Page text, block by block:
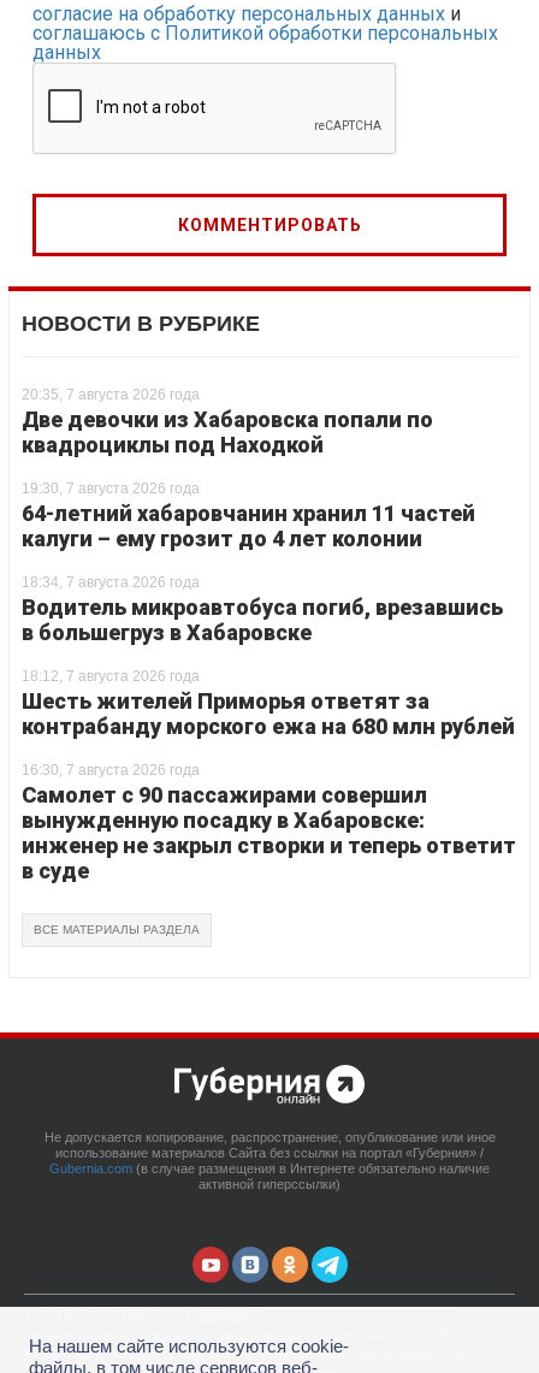
согласие на обработку персональных данных и
соглашаюсь с Политикой обработки персональных
данных
НОВОСТИ В РУБРИКЕ
20:35, 7 августа 2026 года
Две девочки из Хабаровска попали по
квадроциклы под Находкой
19:30, 7 августа 2026 года
64-летний хабаровчанин хранил 11 частей
калуги – ему грозит до 4 лет колонии
18:34, 7 августа 2026 года
Водитель микроавтобуса погиб, врезавшись
в большегруз в Хабаровске
18:12, 7 августа 2026 года
Шесть жителей Приморья ответят за
контрабанду морского ежа на 680 млн рублей
16:30, 7 августа 2026 года
Самолет с 90 пассажирами совершил
вынужденную посадку в Хабаровске:
инженер не закрыл створки и теперь ответит
в суде
ВСЕ МАТЕРИАЛЫ РАЗДЕЛА
Не допускается копирование, распространение, опубликование или иное
использование материалов Сайта без ссылки на портал «Губерния» /
Gubernia.com (в случае размещения в Интернете обязательно наличие
активной гиперссылки)
67908 выдано 06.12.2016 Федеральной службой по надзору в сфере связи,
На нашем сайте используются cookie-
файлы, в том числе сервисов веб-